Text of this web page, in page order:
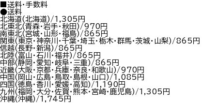
■送料・手数料
●送料
北海道(北海道)/1,305円
北東北(青森・岩手・秋田)/970円
南東北(宮城・山形・福島)/865円
関東(東京・神奈川・千葉・埼玉・栃木・群馬・茨城・山梨)/865円
信越(長野・新潟)/865円
北陸(富山・石川・福井)/865円
中部(静岡・愛知・岐阜・三重)/865円
近畿(大阪・京都・兵庫・奈良・和歌山)/970円
中国(岡山・広島・鳥取・島根・山口)/1,085円
四国(徳島・香川・愛媛・高知)/1,190円
九州(福岡・大分・佐賀・熊本・宮崎・鹿児島)/1,305円
沖縄(沖縄)/1,745円